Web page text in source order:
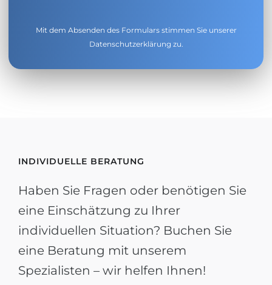
Mit dem Absenden des Formulars stimmen Sie unserer
Datenschutzerklärung zu.
INDIVIDUELLE BERATUNG
Haben Sie Fragen oder benötigen Sie
eine Einschätzung zu Ihrer
individuellen Situation? Buchen Sie
eine Beratung mit unserem
Spezialisten – wir helfen Ihnen!